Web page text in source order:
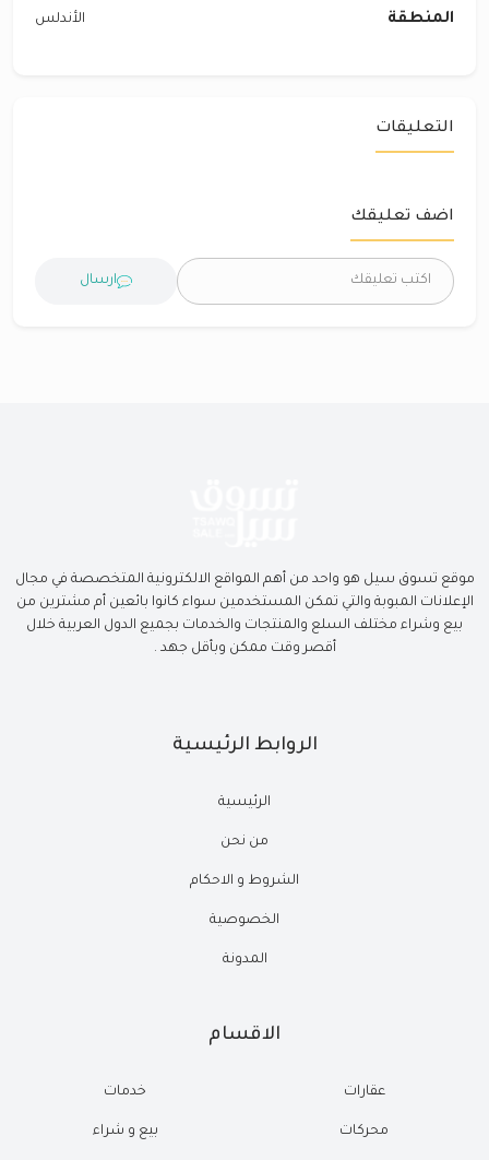
المنطقة الأندلس
التعليقات
اضف تعليقك
ارسال
موقع تسوق سيل هو واحد من أهم المواقع الالكترونية المتخصصة في مجال
الإعلانات المبوبة والتي تمكن المستخدمين سواء كانوا بائعين أم مشترين من
بيع وشراء مختلف السلع والمنتجات والخدمات بجميع الدول العربية خلال
أقصر وقت ممكن وبأقل جهد .
الروابط الرئيسية
الرئيسية
من نحن
الشروط و الاحكام
الخصوصية
المدونة
الاقسام
عقارات
محركات
خدمات
بيع و شراء